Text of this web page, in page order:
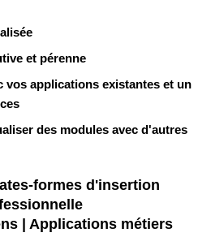
et pérenne
vos applications existantes et un
des modules avec d'autres
formes d'insertion
| Applications métiers